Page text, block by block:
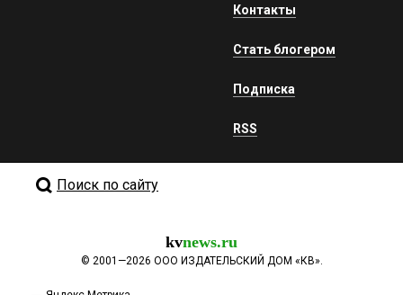
Контакты
Стать блогером
Подписка
RSS
Поиск по сайту
kvnews.ru
© 2001—2026 ООО ИЗДАТЕЛЬСКИЙ ДОМ «КВ».